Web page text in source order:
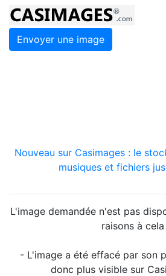
Envoyer une image
Nouveau sur Casimages : le
musiques et fichiers
L'image demandée n'est pas
raisons à cela
- L'image a été effacé par son
donc plus visible sur